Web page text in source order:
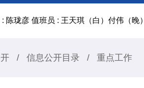
: 陈珑彦 值班员 : 王天琪（白）付伟（晚）
/ 信息公开目录 / 重点工作